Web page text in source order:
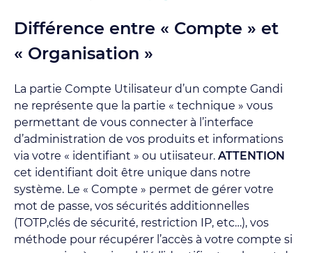
Différence entre « Compte » et
« Organisation »
La partie Compte Utilisateur d’un compte Gandi
ne représente que la partie « technique » vous
permettant de vous connecter à l’interface
d’administration de vos produits et informations
via votre « identifiant » ou utiisateur. ATTENTION
cet identifiant doit être unique dans notre
système. Le « Compte » permet de gérer votre
mot de passe, vos sécurités additionnelles
(TOTP,clés de sécurité, restriction IP, etc…), vos
méthode pour récupérer l’accès à votre compte si